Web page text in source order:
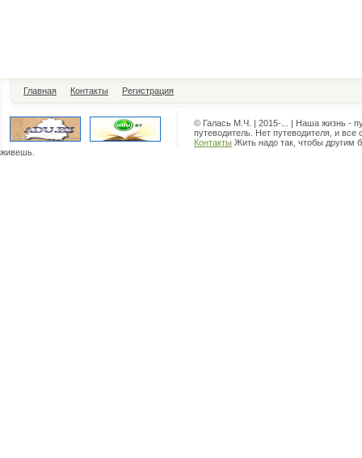
Главная Контакты Регистрация
© Галась М.Ч. | 2015-... | Наша жизнь -
путеводитель. Нет путеводителя, и все
Контакты Жить надо так, чтобы другим
живешь.